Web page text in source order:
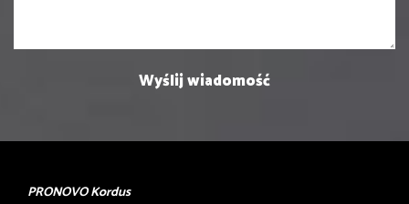
PRONOVO Kordus